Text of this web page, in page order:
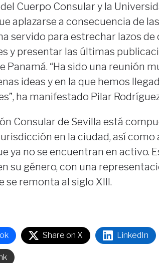
Cuerpo Consular y la
aplazarse a consecuencia de
servido para estrechar lazos
y presentar las últimas
Panamá. “Ha sido una reunión
ideas y en la que hemos
ha manifestado Pilar
Consular de Sevilla está
en la ciudad, así como
ya no se encuentran en activo.
su género, con una
se remonta al siglo XIII.
Share on X LinkedIn